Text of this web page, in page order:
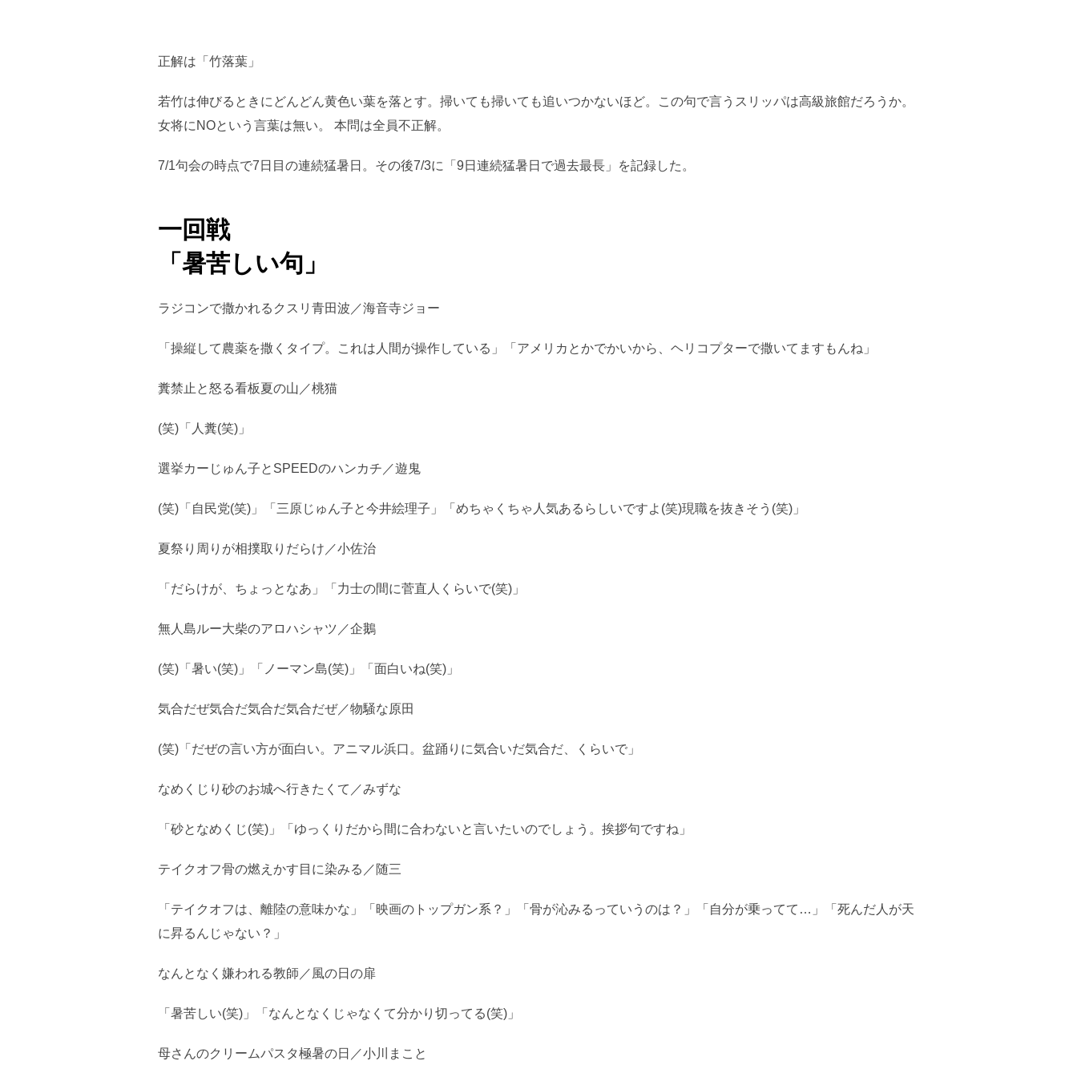
正解は「竹落葉」
若竹は伸びるときにどんどん黄色い葉を落とす。掃いても掃いても追いつかないほど。この句で言うスリッパは高級旅館だろうか。
女将にNOという言葉は無い。 本問は全員不正解。
7/1句会の時点で7日目の連続猛暑日。その後7/3に「9日連続猛暑日で過去最長」を記録した。
一回戦
「暑苦しい句」
ラジコンで撒かれるクスリ青田波／海音寺ジョー
「操縦して農薬を撒くタイプ。これは人間が操作している」「アメリカとかでかいから、ヘリコプターで撒いてますもんね」
糞禁止と怒る看板夏の山／桃猫
(笑)「人糞(笑)」
選挙カーじゅん子とSPEEDのハンカチ／遊鬼
(笑)「自民党(笑)」「三原じゅん子と今井絵理子」「めちゃくちゃ人気あるらしいですよ(笑)現職を抜きそう(笑)」
夏祭り周りが相撲取りだらけ／小佐治
「だらけが、ちょっとなあ」「力士の間に菅直人くらいで(笑)」
無人島ルー大柴のアロハシャツ／企鵝
(笑)「暑い(笑)」「ノーマン島(笑)」「面白いね(笑)」
気合だぜ気合だ気合だ気合だぜ／物騒な原田
(笑)「だぜの言い方が面白い。アニマル浜口。盆踊りに気合いだ気合だ、くらいで」
なめくじり砂のお城へ行きたくて／みずな
「砂となめくじ(笑)」「ゆっくりだから間に合わないと言いたいのでしょう。挨拶句ですね」
テイクオフ骨の燃えかす目に染みる／随三
「テイクオフは、離陸の意味かな」「映画のトップガン系？」「骨が沁みるっていうのは？」「自分が乗ってて…」「死んだ人が天
に昇るんじゃない？」
なんとなく嫌われる教師／風の日の扉
「暑苦しい(笑)」「なんとなくじゃなくて分かり切ってる(笑)」
母さんのクリームパスタ極暑の日／小川まこと